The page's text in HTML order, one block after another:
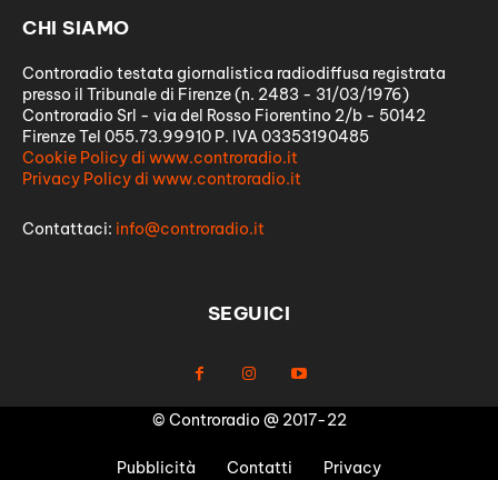
CHI SIAMO
Controradio testata giornalistica radiodiffusa registrata
presso il Tribunale di Firenze (n. 2483 - 31/03/1976)
Controradio Srl - via del Rosso Fiorentino 2/b - 50142
Firenze Tel 055.73.99910 P. IVA 03353190485
Cookie Policy di www.controradio.it
Privacy Policy di www.controradio.it
Contattaci: info@controradio.it
SEGUICI
© Controradio @ 2017-22
Pubblicità Contatti Privacy